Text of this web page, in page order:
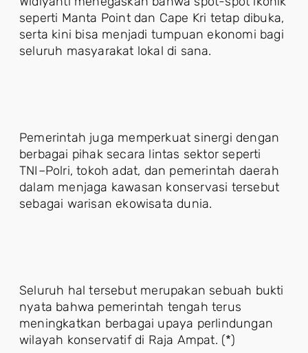
seperti Manta Point dan Cape Kri tetap dibuka,
serta kini bisa menjadi tumpuan ekonomi bagi
seluruh masyarakat lokal di sana.
Pemerintah juga memperkuat sinergi dengan
berbagai pihak secara lintas sektor seperti
TNI–Polri, tokoh adat, dan pemerintah daerah
dalam menjaga kawasan konservasi tersebut
sebagai warisan ekowisata dunia.
Seluruh hal tersebut merupakan sebuah bukti
nyata bahwa pemerintah tengah terus
meningkatkan berbagai upaya perlindungan
wilayah konservatif di Raja Ampat. (*)